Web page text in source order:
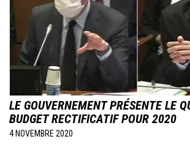
LE GOUVERNEMENT PRÉSENTE LE
BUDGET RECTIFICATIF POUR 2020
4 NOVEMBRE 2020